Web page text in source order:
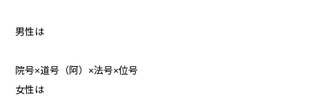
男性は
院号×道号（阿）×法号×位号
女性は